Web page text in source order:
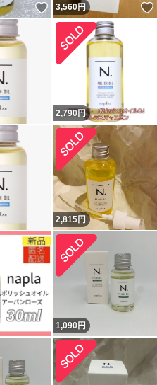
いいね！
3,560円
2,790円
2,815円
1,090円